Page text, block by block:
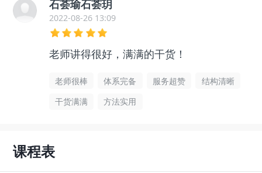
石荟瑜石荟玥
2022-08-26 13:09
老师讲得很好，满满的干货！
老师很棒 体系完备 服务超赞
结构清晰
干货满满
方法实用
课程表